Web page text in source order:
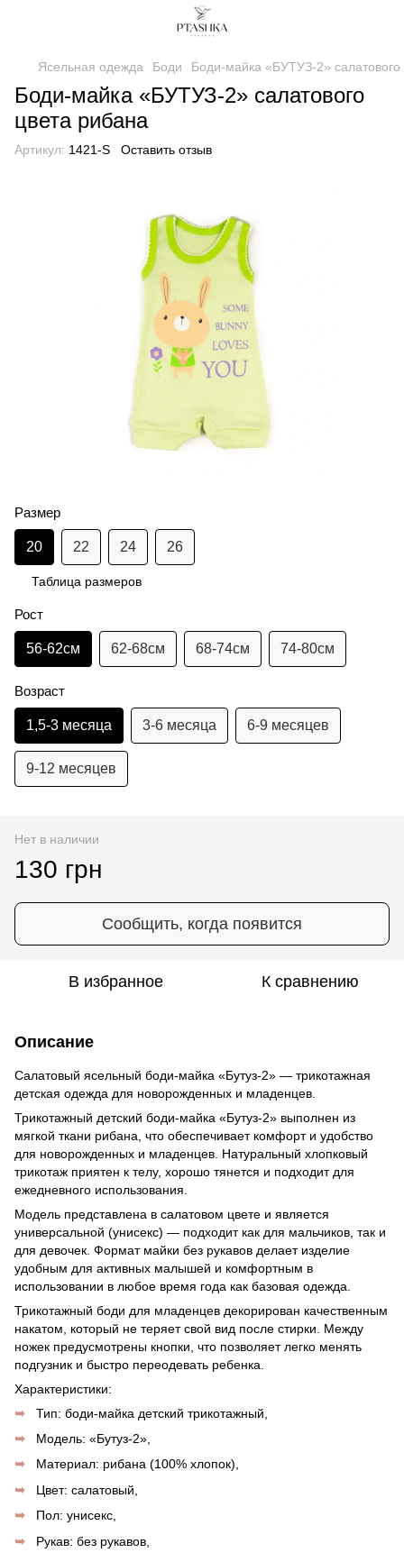
Ясельная одежда Боди Боди-майка «БУТУЗ-2» салатового
Боди-майка «БУТУЗ-2» салатового
цвета рибана
Артикул: 1421-S Оставить отзыв
Размер
20 22 24 26
Таблица размеров
Рост
56-62см 62-68см 68-74см 74-80см
Возраст
1,5-3 месяца 3-6 месяца 6-9 месяцев
9-12 месяцев
Нет в наличии
130 грн
Сообщить, когда появится
В избранное К сравнению
Описание
Салатовый ясельный боди-майка «Бутуз-2» — трикотажная
детская одежда для новорожденных и младенцев.
Трикотажный детский боди-майка «Бутуз-2» выполнен из
мягкой ткани рибана, что обеспечивает комфорт и удобство
для новорожденных и младенцев. Натуральный хлопковый
трикотаж приятен к телу, хорошо тянется и подходит для
ежедневного использования.
Модель представлена в салатовом цвете и является
универсальной (унисекс) — подходит как для мальчиков, так и
для девочек. Формат майки без рукавов делает изделие
удобным для активных малышей и комфортным в
использовании в любое время года как базовая одежда.
Трикотажный боди для младенцев декорирован качественным
накатом, который не теряет свой вид после стирки. Между
ножек предусмотрены кнопки, что позволяет легко менять
подгузник и быстро переодевать ребенка.
Характеристики:
Тип: боди-майка детский трикотажный,
Модель: «Бутуз-2»,
Материал: рибана (100% хлопок),
Цвет: салатовый,
Пол: унисекс,
Рукав: без рукавов,